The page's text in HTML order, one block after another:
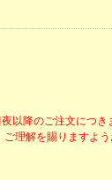
以降のご注文につ
ご理解を賜りますよ